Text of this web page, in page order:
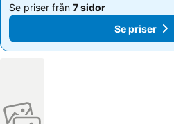
Se priser från 7 sidor
Se priser
Se priser från 7 sidor
Se priser